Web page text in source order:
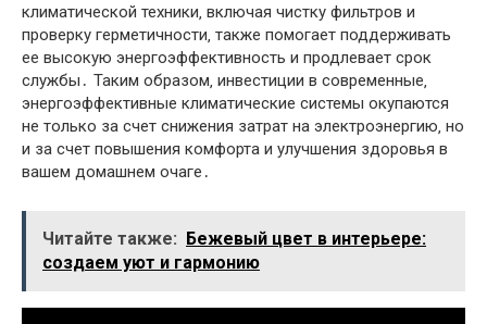
климатической техники‚ включая чистку фильтров и
проверку герметичности‚ также помогает поддерживать
ее высокую энергоэффективность и продлевает срок
службы․ Таким образом‚ инвестиции в современные‚
энергоэффективные климатические системы окупаются
не только за счет снижения затрат на электроэнергию‚ но
и за счет повышения комфорта и улучшения здоровья в
вашем домашнем очаге․
Читайте также: Бежевый цвет в интерьере:
создаем уют и гармонию